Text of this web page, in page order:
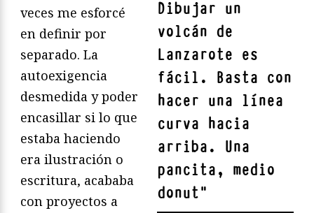
Dibujar un
volcán de
Lanzarote es
fácil. Basta con
hacer una línea
curva hacia
arriba. Una
pancita, medio
donut"
veces me esforcé
en definir por
separado. La
autoexigencia
desmedida y poder
encasillar si lo que
estaba haciendo
era ilustración o
escritura, acababa
con proyectos a